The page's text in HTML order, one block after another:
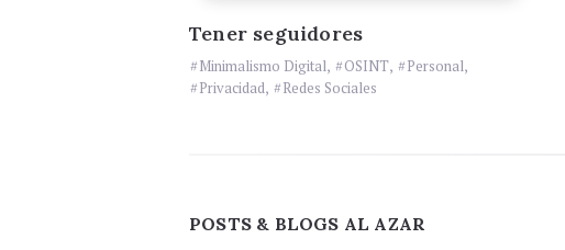
Tener seguidores
Minimalismo Digital, OSINT, Personal,
Privacidad, Redes Sociales
POSTS & BLOGS AL AZAR